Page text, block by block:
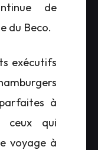
de
du Beco.
exécutifs
à
ceux qui
voyage à